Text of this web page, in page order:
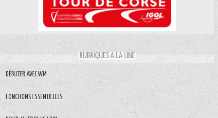
RUBRIQUES À LA UNE
DÉBUTER AVEC WM
FONCTIONS ESSENTIELLES